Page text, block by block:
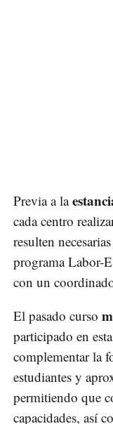
Previa a la
cada centro
resulten
programa Labor-
con un
El pasado curso
participado en
complementar la
estudiantes y
permitiendo que
capacidades, así